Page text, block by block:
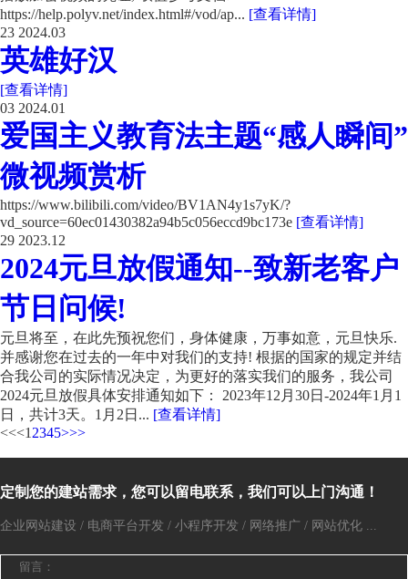
https://help.polyv.net/index.html#/vod/ap... [查看详情]
23 2024.03
英雄好汉
[查看详情]
03 2024.01
爱国主义教育法主题“感人瞬间”
微视频赏析
https://www.bilibili.com/video/BV1AN4y1s7yK/?
vd_source=60ec01430382a94b5c056eccd9bc173e [查看详情]
29 2023.12
2024元旦放假通知--致新老客户
节日问候!
元旦将至，在此先预祝您们，身体健康，万事如意，元旦快乐.
并感谢您在过去的一年中对我们的支持! 根据的国家的规定并结
合我公司的实际情况决定，为更好的落实我们的服务，我公司
2024元旦放假具体安排通知如下： 2023年12月30日-2024年1月1
日，共计3天。1月2日... [查看详情]
<<<1 2345>>>
定制您的建站需求，您可以留电联系，我们可以上门沟通！
企业网站建设 / 电商平台开发 / 小程序开发 / 网络推广 / 网站优化 ...